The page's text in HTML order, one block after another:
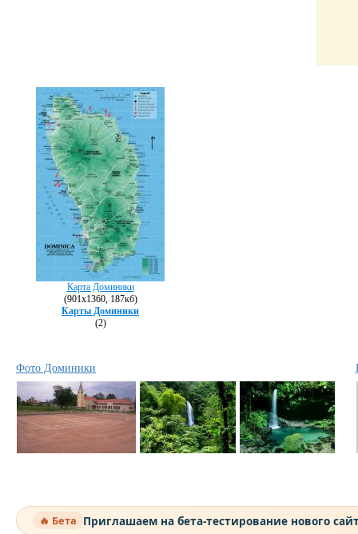
Карта Доминики
(901х1360, 187кб)
Карты Доминики
(2)
Фото Доминики
🔥 Бета Приглашаем на бета-тестирование нового